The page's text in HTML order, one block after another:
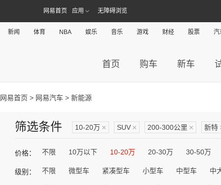
网易首页 应用 无障碍浏览
新闻 体育 NBA 娱乐 音乐 游戏 财经 股票 汽
首页 购车 新车
网易首页 > 网易汽车 > 新能源
筛选条件 10-20万 × SUV × 200-300公里 × 新特
价格： 不限 10万以下 10-20万 20-30万 30-50万
级别： 不限 微型车 紧凑型车 小型车 中型车 中